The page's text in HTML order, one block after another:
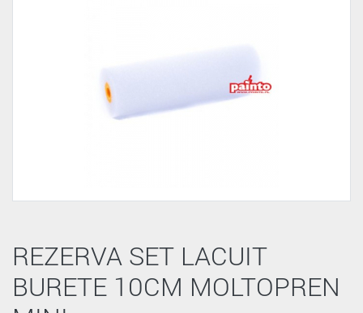
REZERVA SET LACUIT
BURETE 10CM MOLTOPREN